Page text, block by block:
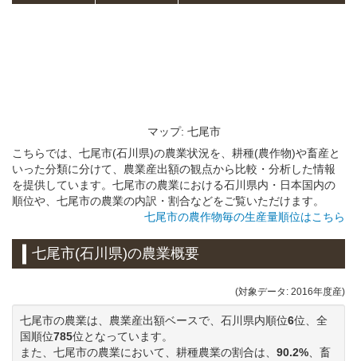
マップ: 七尾市
こちらでは、七尾市(石川県)の農業状況を、耕種(農作物)や畜産と
いった分類に分けて、農業産出額の観点から比較・分析した情報
を提供しています。七尾市の農業における石川県内・日本国内の
順位や、七尾市の農業の内訳・割合などをご覧いただけます。
七尾市の農作物毎の生産量順位はこちら
七尾市(石川県)の農業概要
(対象データ: 2016年度産)
七尾市の農業は、農業産出額ベースで、石川県内順位6位、全
国順位785位となっています。
また、七尾市の農業において、耕種農業の割合は、 90.2% 、畜